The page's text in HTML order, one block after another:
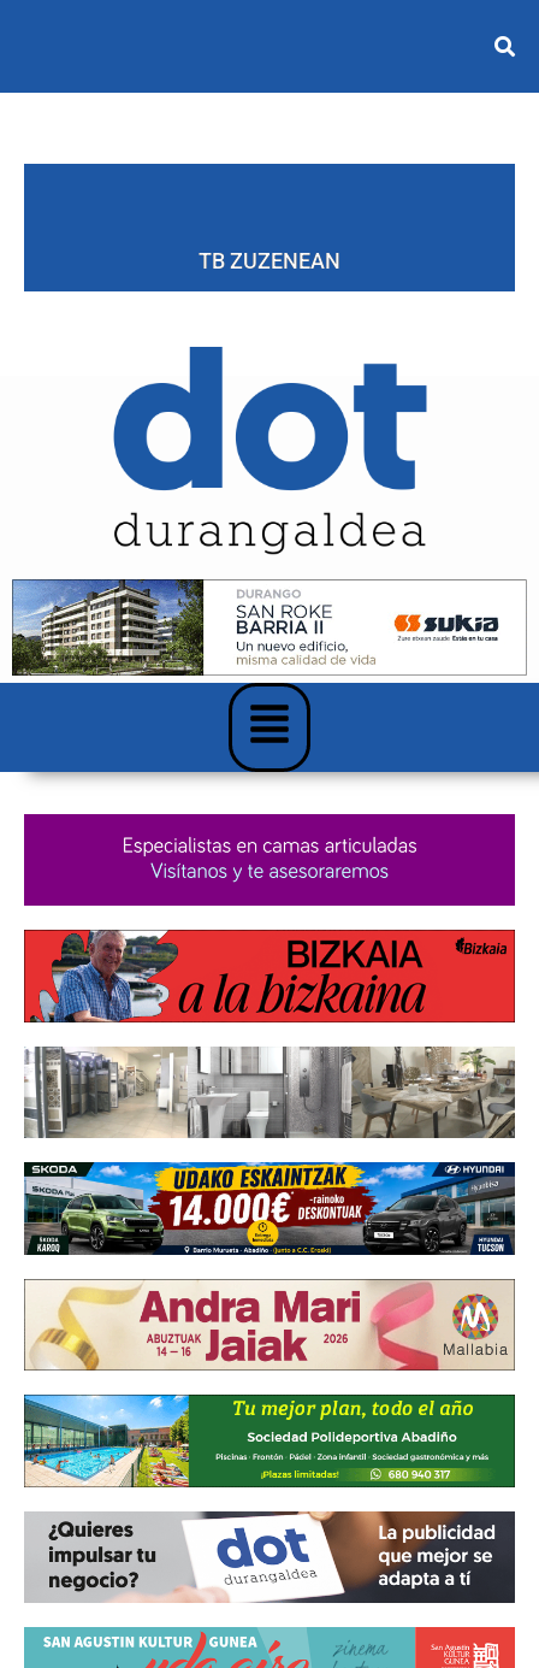
TB ZUZENEAN